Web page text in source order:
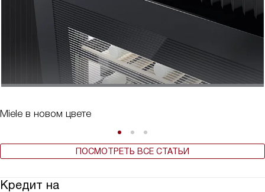
Miele в новом цвете
ПОСМОТРЕТЬ ВСЕ СТАТЬИ
Кредит на